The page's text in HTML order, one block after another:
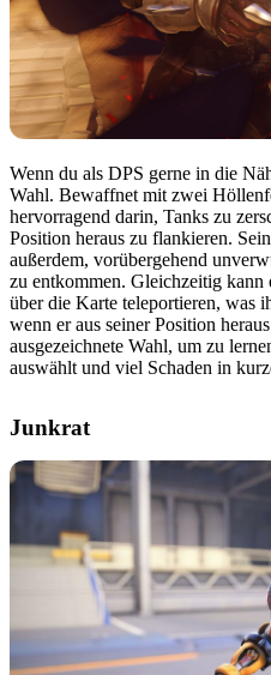
Wenn du als DPS gerne in die
Wahl. Bewaffnet mit zwei
hervorragend darin, Tanks zu
Position heraus zu flankieren.
außerdem, vorübergehend
zu entkommen. Gleichzeitig kann
über die Karte teleportieren, was
wenn er aus seiner Position
ausgezeichnete Wahl, um zu
auswählt und viel Schaden in
Junkrat